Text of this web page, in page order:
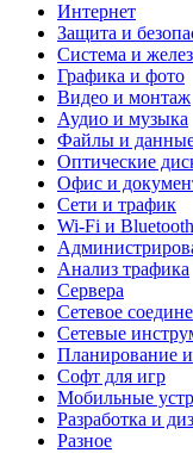
Интернет
Защита и
Система и
Графика и фото
Видео и монтаж
Аудио и музыка
Файлы и
Оптические
Офис и
Сети и трафик
Wi-Fi и Bluetooth
Анализ трафика
Сервера
Сетевое
Сетевые
Планирование
Софт для игр
Мобильные
Разработка и
Разное